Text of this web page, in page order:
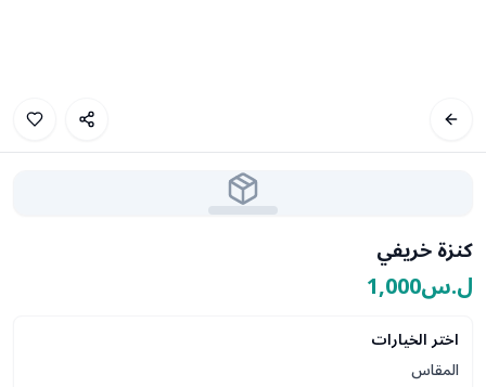
كنزة خريفي
ل.س1,000
اختر الخيارات
المقاس